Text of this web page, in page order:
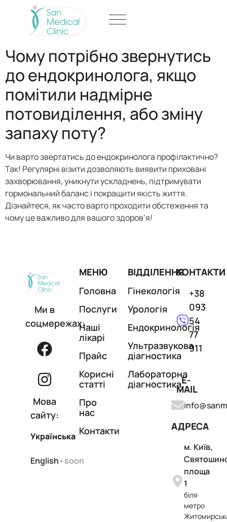
Чому потрібно звернутись
до ендокринолога, якщо
помітили надмірне
потовиділення, або зміну
запаху поту?
Чи варто звертатись до ендокринолога профілактично?
Так! Регулярні візити дозволяють виявити приховані
захворювання, уникнути ускладнень, підтримувати
гормональний баланс і покращити якість життя.
Дізнайтеся, як часто варто проходити обстеження та
чому це важливо для вашого здоров’я!
Ми в
соцмережах:
Мова
сайту:
Українська
English•soon
МЕНЮ
Головна
Послуги
Наші
лікарі
Прайс
Корисні
статті
Про
нас
Контакти
ВІДДІЛЕННЯ
Гінекологія
Урологія
Ендокринологія
Ультразвукова
діагностика
Лабораторна
діагностика
КОНТАКТИ
+38
093
54
77
911
E-
MAIL
АДРЕСА
м. Київ,
площа
1
біля
метро